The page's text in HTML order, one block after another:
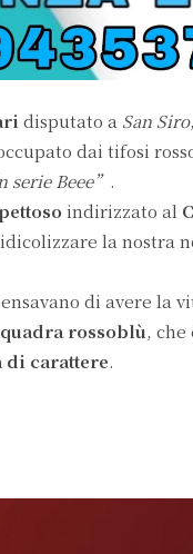
disputato a San Siro
dai tifosi
serie Beee” .
indirizzato al
la nostra
di avere la
rossoblù, che
di carattere.